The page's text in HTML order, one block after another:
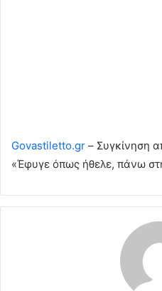
Govastiletto.gr – Συγκίνηση
«Έφυγε όπως ήθελε, πάνω